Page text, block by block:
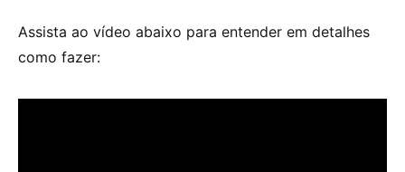
Assista ao vídeo abaixo para entender em detalhes
como fazer: